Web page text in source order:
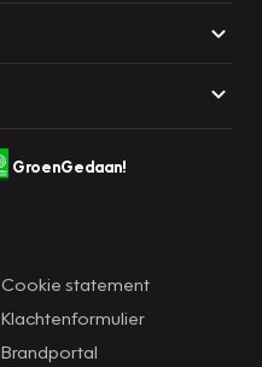
GroenGedaan!
Cookie statement
Klachtenformulier
Brandportal